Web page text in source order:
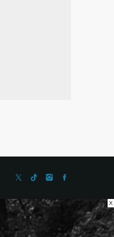
X